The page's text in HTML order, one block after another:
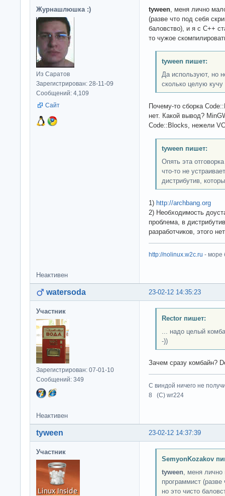
Журнашлюшка :)
Из Саратов
Зарегистрирован: 28-11-09
Сообщений: 4,109
Сайт
tyween , меня лично
(разве что под себя
баловство), и я с C++
то чужое
tyween пишет:
Да используют, но
сколько целую кучу
Почему-то сборка
нет. Какой вывод?
Code::Blocks, нежели
tyween пишет:
Опять эта
что-то не
дистрибутив,
1) http://archbang.org
2) Необходимость
проблема, в
разработчиков, этого
http://nolinux.w2c.ru - море
Неактивен
23-02-12 14:35:23
watersoda
Участник
Зарегистрирован: 07-01-10
Сообщений: 349
Rector пишет:
... надо целый
-))
Зачем сразу комбайн?
С виндой ничего не
8 (C) wr224
Неактивен
23-02-12 14:37:39
tyween
Участник
SemyonKozakov
tyween , меня
программист
но это чисто